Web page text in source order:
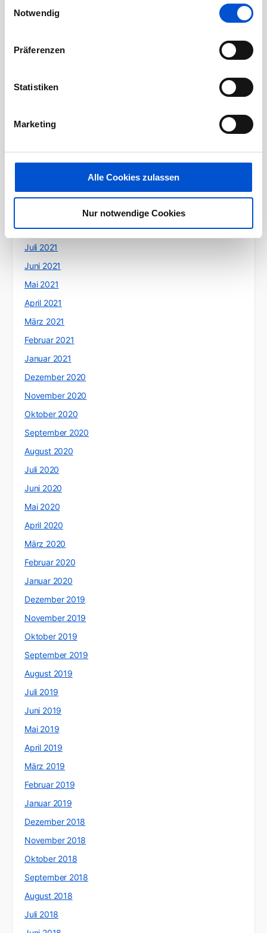
Notwendig
Präferenzen
Statistiken
Marketing
Alle Cookies zulassen
Nur notwendige Cookies
Dezember 2021
Oktober 2021
September 2021
August 2021
Juli 2021
Juni 2021
Mai 2021
April 2021
März 2021
Februar 2021
Januar 2021
Dezember 2020
November 2020
Oktober 2020
September 2020
August 2020
Juli 2020
Juni 2020
Mai 2020
April 2020
März 2020
Februar 2020
Januar 2020
Dezember 2019
November 2019
Oktober 2019
September 2019
August 2019
Juli 2019
Juni 2019
Mai 2019
April 2019
März 2019
Februar 2019
Januar 2019
Dezember 2018
November 2018
Oktober 2018
September 2018
August 2018
Juli 2018